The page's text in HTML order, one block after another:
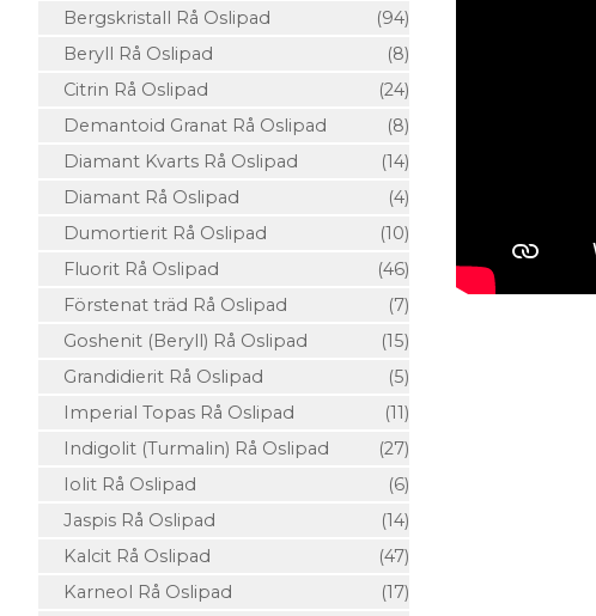
Bergskristall Rå Oslipad
(94)
Beryll Rå Oslipad
(8)
Citrin Rå Oslipad
(24)
Demantoid Granat Rå Oslipad
(8)
Diamant Kvarts Rå Oslipad
(14)
Diamant Rå Oslipad
(4)
Dumortierit Rå Oslipad
(10)
Fluorit Rå Oslipad
(46)
Förstenat träd Rå Oslipad
(7)
Goshenit (Beryll) Rå Oslipad
(15)
Grandidierit Rå Oslipad
(5)
Imperial Topas Rå Oslipad
(11)
Indigolit (Turmalin) Rå Oslipad
(27)
Iolit Rå Oslipad
(6)
Jaspis Rå Oslipad
(14)
Kalcit Rå Oslipad
(47)
Karneol Rå Oslipad
(17)